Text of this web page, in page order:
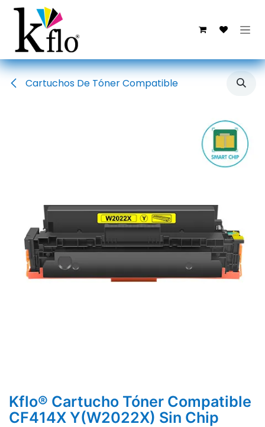
Ir al contenido
Cartuchos De Tóner Compatible
Kflo® Cartucho Tóner Compatible
CF414X Y(W2022X) Sin Chip